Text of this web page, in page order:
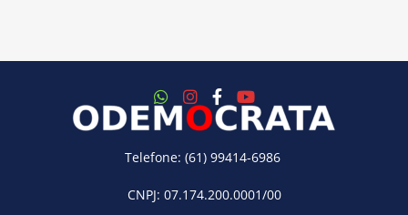
Telefone: (61) 99414-6986
CNPJ: 07.174.200.0001/00